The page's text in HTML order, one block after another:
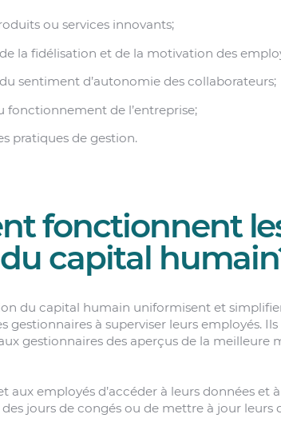
ou services innovants;
la fidélisation et de la motivation des
sentiment d’autonomie des collaborateurs;
fonctionnement de l’entreprise;
pratiques de gestion.
fonctionnent
capital
du capital humain uniformisent et
gestionnaires à superviser leurs employés.
gestionnaires des aperçus de la meilleure
aux employés d’accéder à leurs données et
jours de congés ou de mettre à jour leurs